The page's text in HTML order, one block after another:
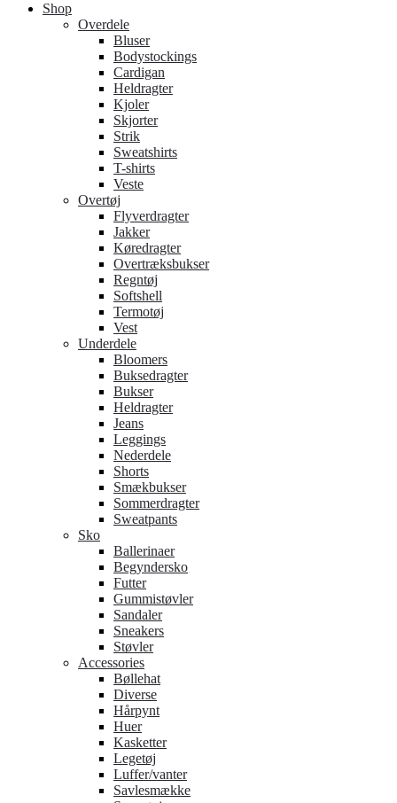
Shop
Overdele
Bluser
Bodystockings
Cardigan
Heldragter
Kjoler
Skjorter
Strik
Sweatshirts
T-shirts
Veste
Overtøj
Flyverdragter
Jakker
Køredragter
Overtræksbukser
Regntøj
Softshell
Termotøj
Vest
Underdele
Bloomers
Buksedragter
Bukser
Heldragter
Jeans
Leggings
Nederdele
Shorts
Smækbukser
Sommerdragter
Sweatpants
Sko
Ballerinaer
Begyndersko
Futter
Gummistøvler
Sandaler
Sneakers
Støvler
Accessories
Bøllehat
Diverse
Hårpynt
Huer
Kasketter
Legetøj
Luffer/vanter
Savlesmække